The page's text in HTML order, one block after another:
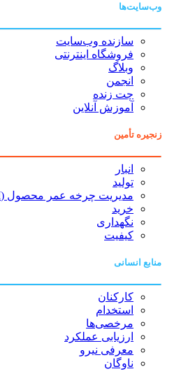
وب‌سایت‌ها
سازنده وب‌سایت
فروشگاه اینترنتی
وبلاگ
انجمن
چت زنده
آموزش آنلاین
زنجیره تأمین
انبار
تولید
مدیریت چرخه عمر محصول (PLM)
خرید
نگهداری
کیفیت
منابع انسانی
کارکنان
استخدام
مرخصی‌ها
ارزیابی عملکرد
معرفی نیرو
ناوگان